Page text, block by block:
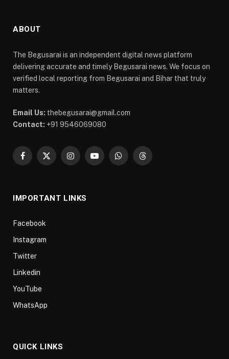
ABOUT
The Begusarai is an independent digital news platform
delivering accurate and timely Begusarai news. We focus on
verified local reporting from Begusarai and Bihar that truly
matters.
Email Us: thebegusarai@gmail.com
Contact: +91 9546069080
Facebook
X
InstagramYouTubeWhatsAppThreads
IMPORTANT LINKS
Facebook
Instagram
Twitter
Linkedin
YouTube
WhatsApp
QUICK LINKS